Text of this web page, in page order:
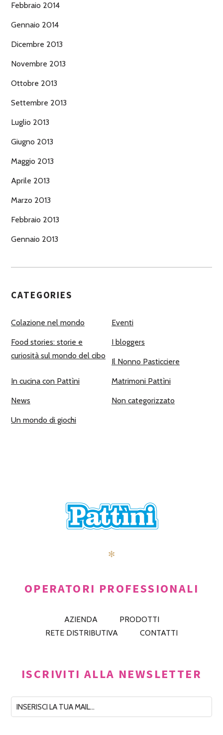
Febbraio 2014
Gennaio 2014
Dicembre 2013
Novembre 2013
Ottobre 2013
Settembre 2013
Luglio 2013
Giugno 2013
Maggio 2013
Aprile 2013
Marzo 2013
Febbraio 2013
Gennaio 2013
CATEGORIES
Colazione nel mondo Eventi
Food stories: storie e
curiosità sul mondo del cibo
I bloggers
Il Nonno Pasticciere
In cucina con Pattìni Matrimoni Pattìni
News Non categorizzato
Un mondo di giochi
✻
OPERATORI PROFESSIONALI
AZIENDA
PRODOTTI
RETE DISTRIBUTIVA
CONTATTI
ISCRIVITI ALLA NEWSLETTER